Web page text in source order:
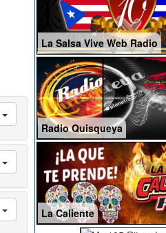
La Salsa Vive Web Radio
Radio Quisqueya
La Caliente